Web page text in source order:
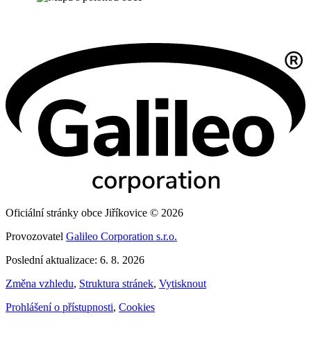
Oficiální stránky obce Jiříkovice © 2026
Provozovatel Galileo Corporation s.r.o.
Poslední aktualizace: 6. 8. 2026
Změna vzhledu, Struktura stránek, Vytisknout
Prohlášení o přístupnosti, Cookies